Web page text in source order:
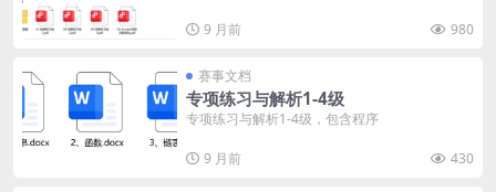
9 月前 980
赛事文档
专项练习与解析1-4级
专项练习与解析1-4级，包含程序
9 月前 430